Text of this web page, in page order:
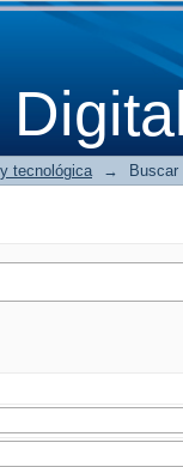
tecnológica → Buscar